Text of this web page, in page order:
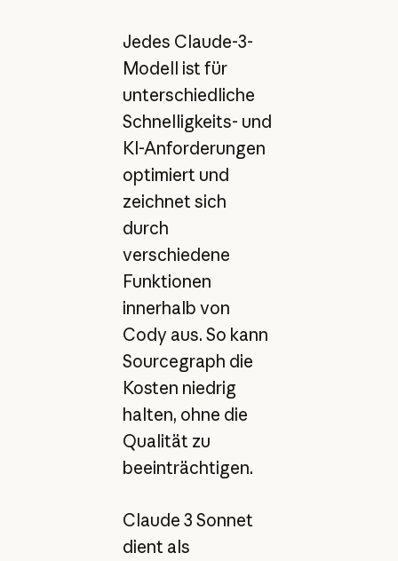
Jedes Claude-3-
Modell ist für
unterschiedliche
Schnelligkeits- und
KI-Anforderungen
optimiert und
zeichnet sich
durch
verschiedene
Funktionen
innerhalb von
Cody aus. So kann
Sourcegraph die
Kosten niedrig
halten, ohne die
Qualität zu
beeinträchtigen.
Claude 3 Sonnet
dient als